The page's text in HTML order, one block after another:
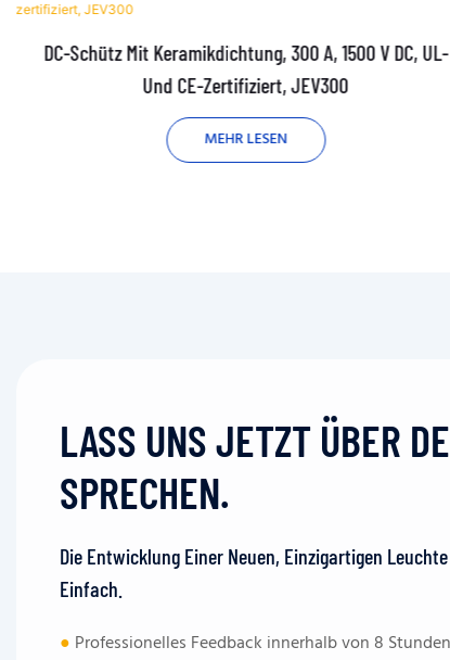
DC-Schütz Mit Keramikdichtung, 300 A, 1500 V DC, UL-
Und CE-Zertifiziert, JEV300
MEHR LESEN
LASS UNS JETZT ÜBER
SPRECHEN.
Die Entwicklung Einer Neuen, Einzigartigen
Einfach.
● Professionelles Feedback innerhalb von 8 Stunden